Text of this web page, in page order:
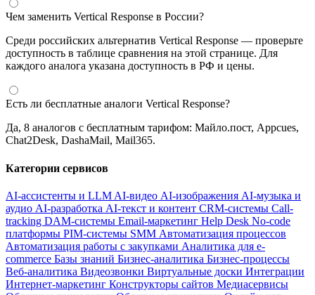
Чем заменить Vertical Response в России?
Среди российских альтернатив Vertical Response — проверьте
доступность в таблице сравнения на этой странице. Для
каждого аналога указана доступность в РФ и цены.
Есть ли бесплатные аналоги Vertical Response?
Да, 8 аналогов с бесплатным тарифом: Майло.пост, Appcues,
Chat2Desk, DashaMail, Mail365.
Категории сервисов
AI-ассистенты и LLM AI-видео AI-изображения AI-музыка и
аудио AI-разработка AI-текст и контент CRM-системы Call-
tracking DAM-системы Email-маркетинг Help Desk No-code
платформы PIM-системы SMM Автоматизация процессов
Автоматизация работы с закупками Аналитика для e-
commerce Базы знаний Бизнес-аналитика Бизнес-процессы
Веб-аналитика Видеозвонки Виртуальные доски Интеграции
Интернет-маркетинг Конструкторы сайтов Медиасервисы